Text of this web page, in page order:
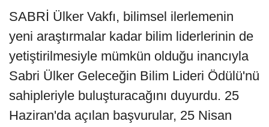
SABRİ Ülker Vakfı, bilimsel ilerlemenin
yeni araştırmalar kadar bilim liderlerinin de
yetiştirilmesiyle mümkün olduğu inancıyla
Sabri Ülker Geleceğin Bilim Lideri Ödülü'nü
sahipleriyle buluşturacağını duyurdu. 25
Haziran'da açılan başvurular, 25 Nisan